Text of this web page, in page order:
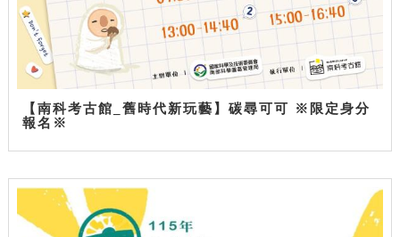
【南科考古館_舊時代新玩藝】碳尋可可 ※限定身分
報名※